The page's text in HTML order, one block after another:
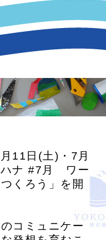
11日(土)・7月
ハナ #7月 ワー
くろう」を開
コミュニケー